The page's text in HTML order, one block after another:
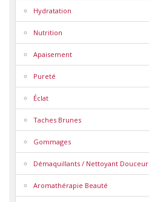
Hydratation
Nutrition
Apaisement
Pureté
Éclat
Taches Brunes
Gommages
Démaquillants / Nettoyant Douceur
Aromathérapie Beauté